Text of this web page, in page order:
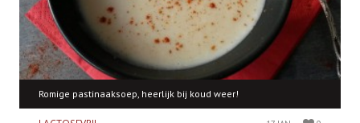
Romige pastinaaksoep, heerlijk bij koud weer!